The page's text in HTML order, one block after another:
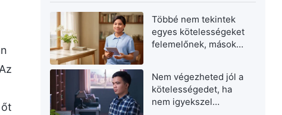
Többé nem tekintek
egyes kötelességeket
felemelőnek, másokat
Nem végezheted jól a
kötelességedet, ha
nem igyekszel